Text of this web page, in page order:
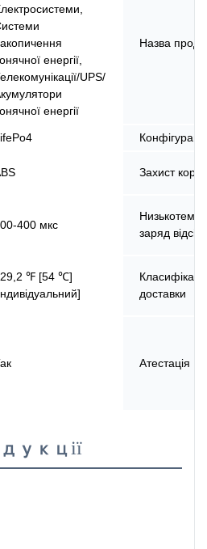
енергії,
UPS/
енергії
Назва
Захист
400 мкс
заряд
℉ [54 ℃]
доставки
Атестація